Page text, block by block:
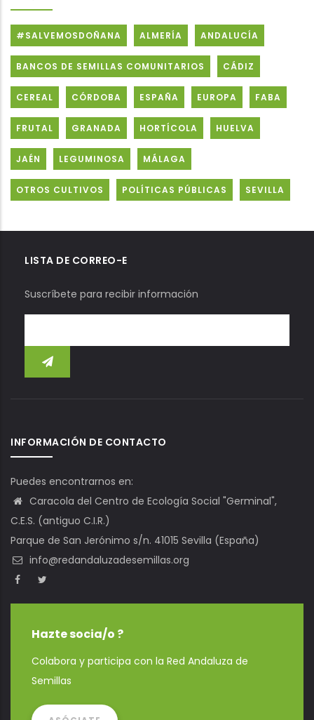
#SALVEMOSDOÑANA ALMERÍA ANDALUCÍA
BANCOS DE SEMILLAS COMUNITARIOS CÁDIZ
CEREAL CÓRDOBA ESPAÑA EUROPA FABA
FRUTAL GRANADA HORTÍCOLA HUELVA
JAÉN LEGUMINOSA MÁLAGA
OTROS CULTIVOS POLÍTICAS PÚBLICAS SEVILLA
LISTA DE CORREO-E
Suscríbete para recibir información
INFORMACIÓN DE CONTACTO
Puedes encontrarnos en:
Caracola del Centro de Ecología Social "Germinal",
C.E.S. (antiguo C.I.R.)
Parque de San Jerónimo s/n. 41015 Sevilla (España)
info@redandaluzadesemillas.org
Hazte socia/o ?
Colabora y participa con la Red Andaluza de
Semillas